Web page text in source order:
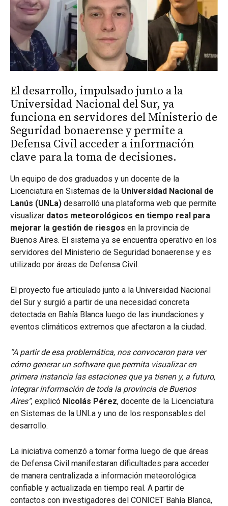
El desarrollo, impulsado junto a la
Universidad Nacional del Sur, ya
funciona en servidores del Ministerio de
Seguridad bonaerense y permite a
Defensa Civil acceder a información
clave para la toma de decisiones.
Un equipo de dos graduados y un docente de la
Licenciatura en Sistemas de la Universidad Nacional de
Lanús (UNLa) desarrolló una plataforma web que permite
visualizar datos meteorológicos en tiempo real para
mejorar la gestión de riesgos en la provincia de
Buenos Aires. El sistema ya se encuentra operativo en los
servidores del Ministerio de Seguridad bonaerense y es
utilizado por áreas de Defensa Civil.
El proyecto fue articulado junto a la Universidad Nacional
del Sur y surgió a partir de una necesidad concreta
detectada en Bahía Blanca luego de las inundaciones y
eventos climáticos extremos que afectaron a la ciudad.
“A partir de esa problemática, nos convocaron para ver
cómo generar un software que permita visualizar en
primera instancia las estaciones que ya tienen y, a futuro,
integrar información de toda la provincia de Buenos
Aires”, explicó Nicolás Pérez, docente de la Licenciatura
en Sistemas de la UNLa y uno de los responsables del
desarrollo.
La iniciativa comenzó a tomar forma luego de que áreas
de Defensa Civil manifestaran dificultades para acceder
de manera centralizada a información meteorológica
confiable y actualizada en tiempo real. A partir de
contactos con investigadores del CONICET Bahía Blanca,